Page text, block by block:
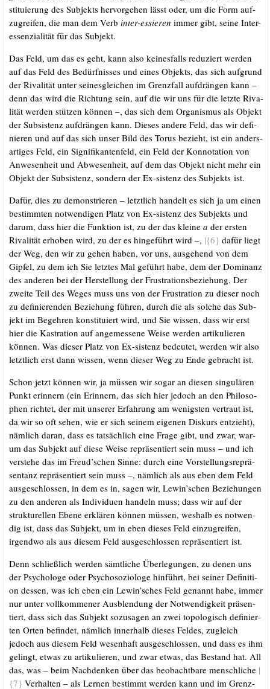
sti­tu­ie­rung des Sub­jekts her­vor­ge­hen lässt oder, um die Form auf­
zu­grei­fen, die man dem Verb inter-essie­ren immer gibt, sei­ne Inter-
essen­zia­li­tät für das Subjekt.
Das Feld, um das es geht, kann also kei­nes­falls redu­ziert wer­den
auf das Feld des Bedürf­nis­ses und eines Objekts, das sich auf­grund
der Riva­li­tät unter sei­nes­glei­chen im Grenz­fall auf­drän­gen kann –
denn das wird die Rich­tung sein, auf die wir uns für die letz­te Riva­
li­tät wer­den stüt­zen kön­nen –, das sich dem Orga­nis­mus als Objekt
der Sub­sis­tenz auf­drän­gen kann. Die­ses ande­re Feld, das wir defi­
nie­ren und auf das sich unser Bild des Torus bezieht, ist ein anders­
ar­ti­ges Feld, ein Signi­fi­kan­ten­feld, ein Feld der Kon­no­ta­ti­on von
Anwe­sen­heit und Abwe­sen­heit, auf dem das Objekt nicht mehr ein
Objekt der Sub­sis­tenz, son­dern der Ex-sis­tenz des Sub­jekts ist.
Dafür, dies zu demons­trie­ren – letzt­lich han­delt es sich ja um einen
bestimm­ten not­wen­di­gen Platz von Ex-sis­tenz des Sub­jekts und
dar­um, dass hier die Funk­ti­on ist, zu der das klei­ne a der ers­ten
Riva­li­tät erho­ben wird, zu der es hin­ge­führt wird –, |{6} dafür liegt
der Weg, den wir zu gehen haben, vor uns, aus­ge­hend von dem
Gip­fel, zu dem ich Sie letz­tes Mal geführt habe, dem der Domi­nanz
des ande­ren bei der Her­stel­lung der Frus­tra­ti­ons­be­zie­hung. Der
zwei­te Teil des Weges muss uns von der Frus­tra­ti­on zu die­ser noch
zu defi­nie­ren­den Bezie­hung füh­ren, durch die als sol­che das Sub­
jekt im Begeh­ren kon­sti­tu­iert wird, und Sie wis­sen, dass wir erst
hier die Kas­tra­ti­on auf ange­mes­se­ne Wei­se wer­den arti­ku­lie­ren
kön­nen. Was die­ser Platz von Ex-sis­tenz bedeu­tet, wer­den wir also
letzt­lich erst dann wis­sen, wenn die­ser Weg zu Ende gebracht ist.
Schon jetzt kön­nen wir, ja müs­sen wir sogar an die­sen sin­gu­lä­ren
Punkt erin­nern (ein Erin­nern, das sich hier jedoch an den Phi­lo­so­
phen rich­tet, der mit unse­rer Erfah­rung am wenigs­ten ver­traut ist,
da wir so oft sehen, wie er sich sei­nem eige­nen Dis­kurs ent­zieht),
näm­lich dar­an, dass es tat­säch­lich eine Fra­ge gibt, und zwar, war­
um das Sub­jekt auf die­se Wei­se reprä­sen­tiert sein muss – und ich
ver­ste­he das im Freud’schen Sin­ne: durch eine Vor­stel­lungs­re­prä­
sen­tanz reprä­sen­tiert sein muss –, näm­lich als aus eben dem Feld
aus­ge­schlos­sen, in dem es in, sagen wir, Lewin’schen Bezie­hun­gen
zu den ande­ren als Indi­vi­du­en han­deln muss; dass wir auf der
struk­tu­rel­len Ebe­ne erklä­ren kön­nen müs­sen, wes­halb es not­wen­
dig ist, dass das Sub­jekt, um in eben die­ses Feld ein­zu­grei­fen,
irgend­wo als aus die­sem Feld aus­ge­schlos­sen reprä­sen­tiert ist.
Denn schließ­lich wer­den sämt­li­che Über­le­gun­gen, zu denen uns
der Psy­cho­lo­ge oder Psy­cho­so­zio­lo­ge hin­führt, bei sei­ner Defi­ni­ti­
on des­sen, was ich eben ein Lewin’sches Feld genannt habe, immer
nur unter voll­kom­me­ner Aus­blen­dung der Not­wen­dig­keit prä­sen­
tiert, dass sich das Sub­jekt sozu­sa­gen an zwei topo­lo­gisch defi­nier­
ten Orten befin­det, näm­lich inner­halb die­ses Fel­des, zugleich
jedoch aus die­sem Feld wesen­haft aus­ge­schlos­sen, und dass es ihm
gelingt, etwas zu arti­ku­lie­ren, und zwar etwas, das Bestand hat. All
das, was – beim Nach­den­ken über das beob­acht­ba­re mensch­li­che |
{7} Ver­hal­ten – als Ler­nen bestimmt wer­den kann und im Grenz­